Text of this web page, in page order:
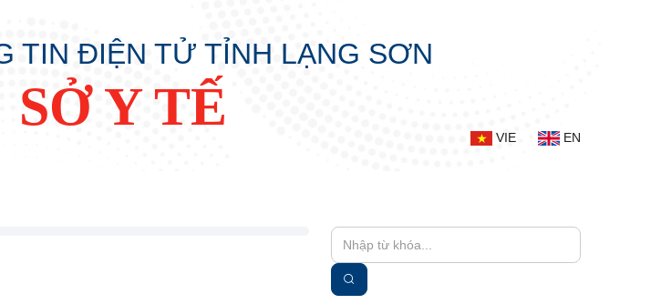
TIN ĐIỆN TỬ TỈNH LẠNG SƠN
SỞ Y TẾ
VIE EN